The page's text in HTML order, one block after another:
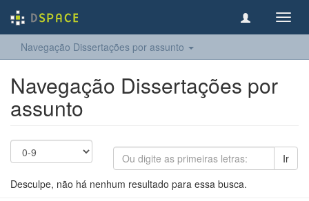
Navegação Dissertações por assunto
Navegação Dissertações por
assunto
Ir
Desculpe, não há nenhum resultado para essa busca.